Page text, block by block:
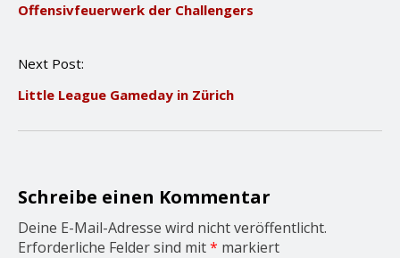
s
a
i
o
Offensivfeuerwerk der Challengers
Next Post:
Little League Gameday in Zürich
Schreibe einen Kommentar
Deine E-Mail-Adresse wird nicht veröffentlicht.
Erforderliche Felder sind mit* markiert